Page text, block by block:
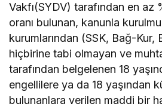
Vakfı(SYDV) tarafından en az
oranı bulunan, kanunla
kurumlarından (SSK, Bağ-Kur,
hiçbirine tabi olmayan ve
tarafından belgelenen 18
engellilere ya da 18 yaşından
bulunanlara verilen maddi bir